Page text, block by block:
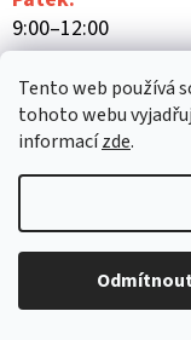
Tento web používá
tohoto webu
informacízde.
9:00–12:00
Copyright 2026